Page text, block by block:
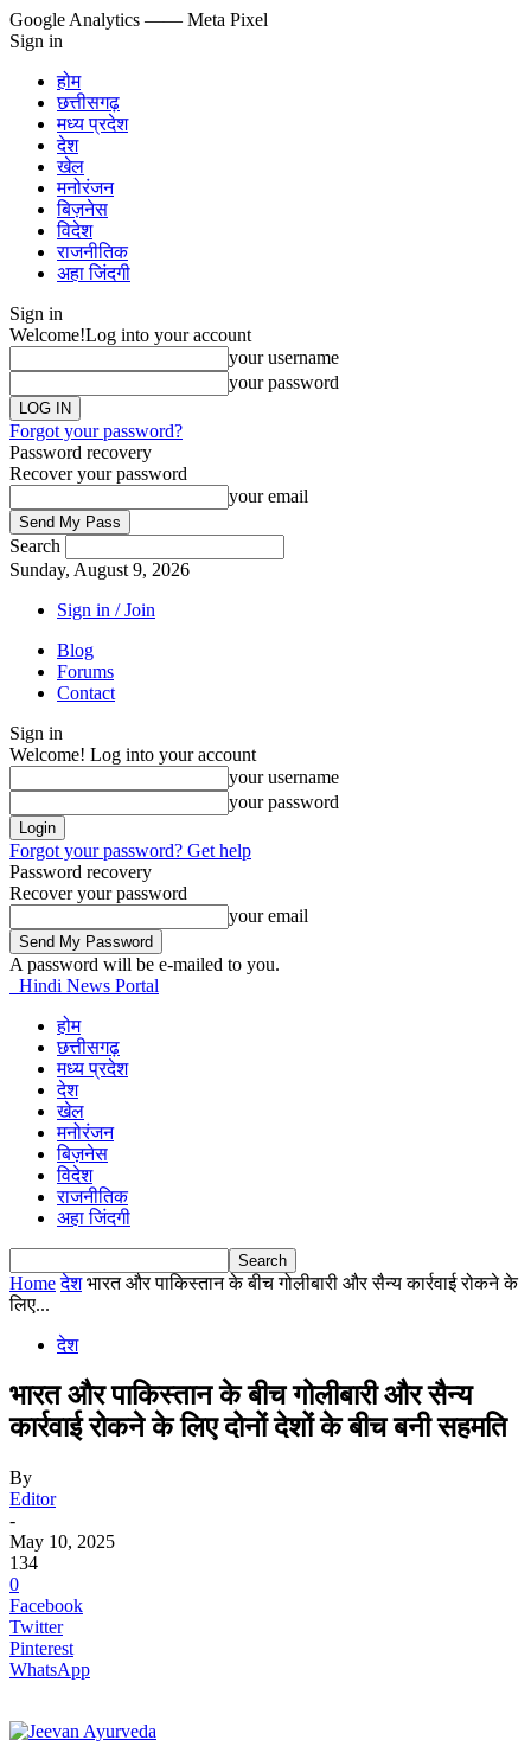
Google Analytics —— Meta Pixel
Sign in
होम
छत्तीसगढ़
मध्य प्रदेश
देश
खेल
मनोरंजन
बिज़नेस
विदेश
राजनीतिक
अहा जिंदगी
Sign in
Welcome!Log into your account
your username
your password
Forgot your password?
Password recovery
Recover your password
your email
Search
Sunday, August 9, 2026
Sign in / Join
Blog
Forums
Contact
Sign in
Welcome! Log into your account
your username
your password
Forgot your password? Get help
Password recovery
Recover your password
your email
A password will be e-mailed to you.
Hindi News Portal
होम
छत्तीसगढ़
मध्य प्रदेश
देश
खेल
मनोरंजन
बिज़नेस
विदेश
राजनीतिक
अहा जिंदगी
Home देश भारत और पाकिस्तान के बीच गोलीबारी और सैन्य कार्रवाई रोकने के
लिए...
देश
भारत और पाकिस्तान के बीच गोलीबारी और सैन्य
कार्रवाई रोकने के लिए दोनों देशों के बीच बनी सहमति
By
Editor
-
May 10, 2025
134
0
Facebook
Twitter
Pinterest
WhatsApp